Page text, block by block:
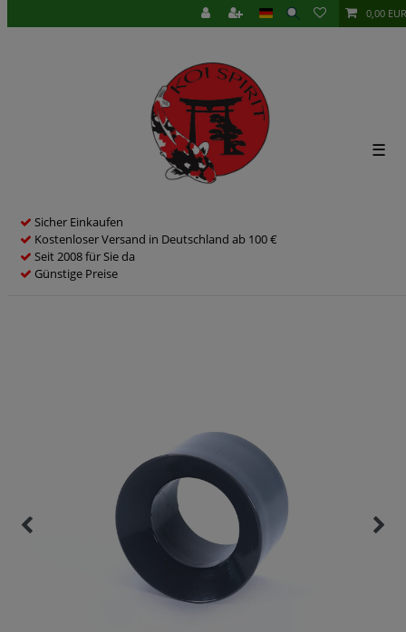
0,00 EUR
Sicher Einkaufen
Kostenloser Versand in Deutschland ab 100 €
Seit 2008 für Sie da
Günstige Preise
☰